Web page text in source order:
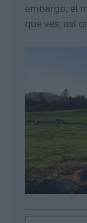
embargo, el
que ves, así